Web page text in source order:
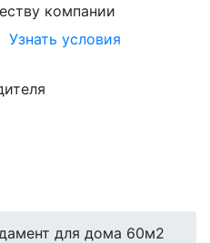
компании
Узнать условия
для дома 60м2